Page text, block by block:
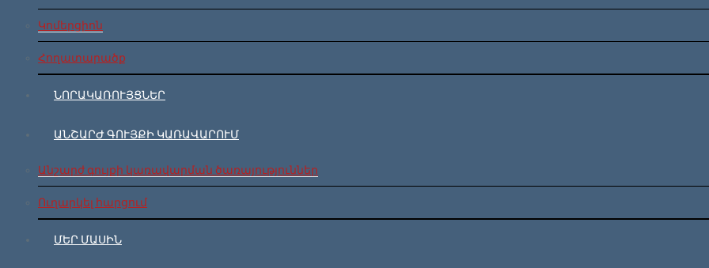
Կոմերցիոն
Հողատարածք
ՆՈՐԱԿԱՌՈՒՅՑՆԵՐ
ԱՆՇԱՐԺ ԳՈՒՅՔԻ ԿԱՌԱՎԱՐՈՒՄ
Անշարժ գույքի կառավարման ծառայություններ
Ուղարկել հարցում
ՄԵՐ ՄԱՍԻՆ